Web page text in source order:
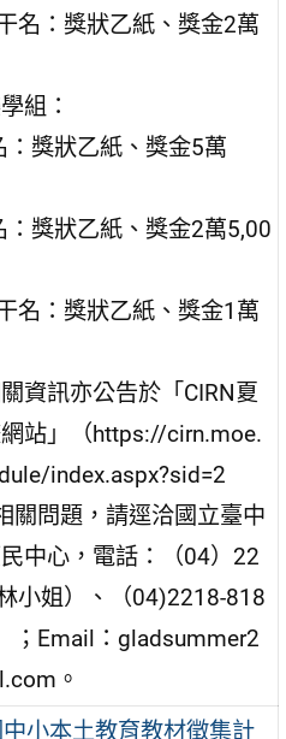
名：獎狀乙紙、獎金2萬
組：
：獎狀乙紙、獎金5萬
：獎狀乙紙、獎金2萬5,00
名：獎狀乙紙、獎金1萬
資訊亦公告於「CIRN夏
站」（https://cirn.moe.
index.aspx?sid=2
關問題，請逕洽國立臺中
中心，電話：（04）22
小姐）、（04)2218-818
；Email：gladsummer2
。
小本土教育教材徵集計